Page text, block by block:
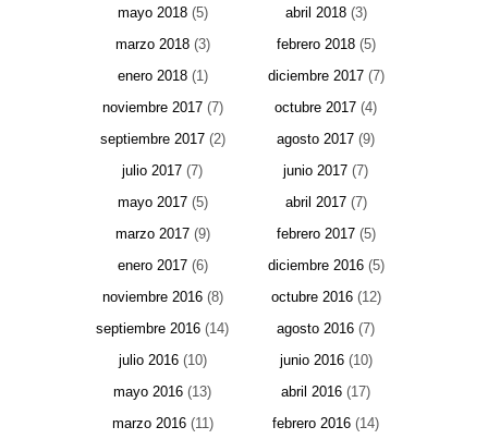
mayo 2018(5) abril 2018(3)
marzo 2018(3) febrero 2018(5)
enero 2018(1) diciembre 2017(7)
noviembre 2017(7) octubre 2017 (4)
septiembre 2017(2) agosto 2017 (9)
julio 2017 (7) junio 2017 (7)
mayo 2017(5) abril 2017(7)
marzo 2017(9) febrero 2017(5)
enero 2017(6) diciembre 2016(5)
noviembre 2016(8) octubre 2016(12)
septiembre 2016 (14) agosto 2016 (7)
julio 2016(10) junio 2016(10)
mayo 2016 (13) abril 2016 (17)
marzo 2016(11) febrero 2016 (14)